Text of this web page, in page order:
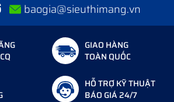
baogia@sieuthimang.vn
GIAO HÀNG
TOÀN QUỐC
HỖ TRỢ KỸ THUẬT
BÁO GIÁ 24/7